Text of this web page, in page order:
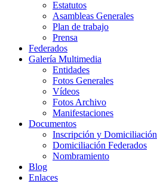
Estatutos
Asambleas Generales
Plan de trabajo
Prensa
Federados
Galería Multimedia
Entidades
Fotos Generales
Vídeos
Fotos Archivo
Manifestaciones
Documentos
Inscripción y Domiciliación
Domiciliación Federados
Nombramiento
Blog
Enlaces